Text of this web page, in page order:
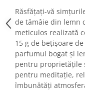
Fashion
Bijuterii
Ceasuri barbatesti
Ceasuri dama
Cutii, curele si
Genti si accesorii
Genti si accesorii femei
Răsfățați-vă
de tămâie din lemn
meticulos realizată
15 g de bețișoare
parfumul bogat și
pentru proprietățile
pentru meditație,
îmbunătăți